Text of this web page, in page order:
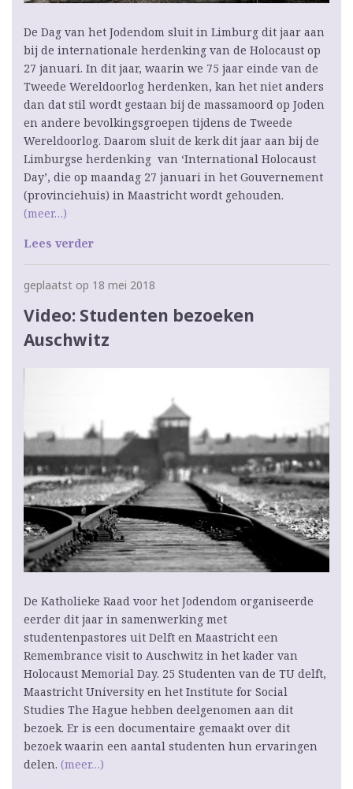
De Dag van het Jodendom sluit in Limburg dit jaar aan
bij de internationale herdenking van de Holocaust op
27 januari. In dit jaar, waarin we 75 jaar einde van de
Tweede Wereldoorlog herdenken, kan het niet anders
dan dat stil wordt gestaan bij de massamoord op Joden
en andere bevolkingsgroepen tijdens de Tweede
Wereldoorlog. Daarom sluit de kerk dit jaar aan bij de
Limburgse herdenking van ‘International Holocaust
Day’, die op maandag 27 januari in het Gouvernement
(provinciehuis) in Maastricht wordt gehouden.
(meer…)
Lees verder
geplaatst op 18 mei 2018
Video: Studenten bezoeken
Auschwitz
De Katholieke Raad voor het Jodendom organiseerde
eerder dit jaar in samenwerking met
studentenpastores uit Delft en Maastricht een
Remembrance visit to Auschwitz in het kader van
Holocaust Memorial Day. 25 Studenten van de TU delft,
Maastricht University en het Institute for Social
Studies The Hague hebben deelgenomen aan dit
bezoek. Er is een documentaire gemaakt over dit
bezoek waarin een aantal studenten hun ervaringen
delen. (meer…)